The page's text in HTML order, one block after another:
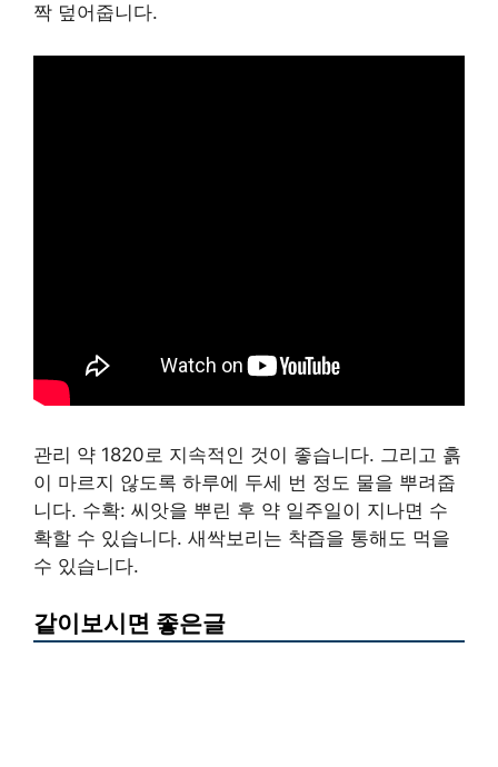
짝 덮어줍니다.
관리 약 1820로 지속적인 것이 좋습니다. 그리고 흙
이 마르지 않도록 하루에 두세 번 정도 물을 뿌려줍
니다. 수확: 씨앗을 뿌린 후 약 일주일이 지나면 수
확할 수 있습니다. 새싹보리는 착즙을 통해도 먹을
수 있습니다.
같이보시면 좋은글